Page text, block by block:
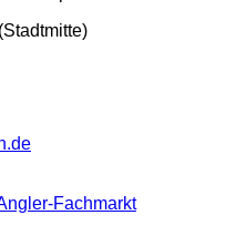
Fachmarkt